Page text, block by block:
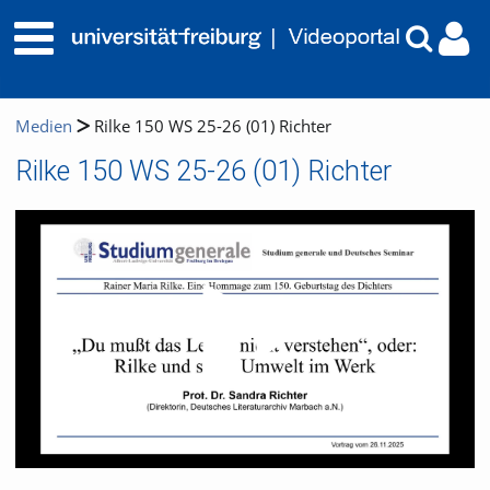
Medien Rilke 150 WS 25-26 (01) Richter
Rilke 150 WS 25-26 (01) Richter